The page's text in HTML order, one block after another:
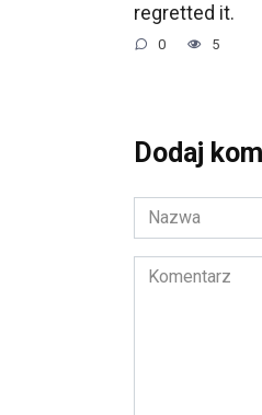
regretted it.
0 5
Dodaj
Nazwa
*
Komentarz